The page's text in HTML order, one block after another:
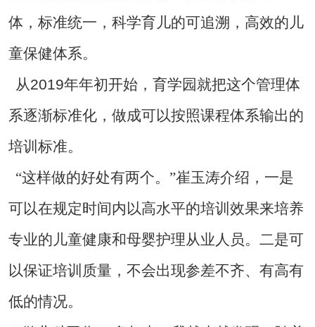
体，标准统一，科学育儿的可追溯，高效的儿
童保健体系。
从2019年年初开始，育学园就把这个管理体
系逐渐标准化，做成可以按照课程体系输出的
培训标准。
“这样做的好处有两个。”崔玉涛介绍，一是
可以在规定时间内以高水平的培训效果来培养
专业的儿童健康和母婴护理从业人员。二是可
以保证培训质量，不会出现参差不齐、有高有
低的情况。